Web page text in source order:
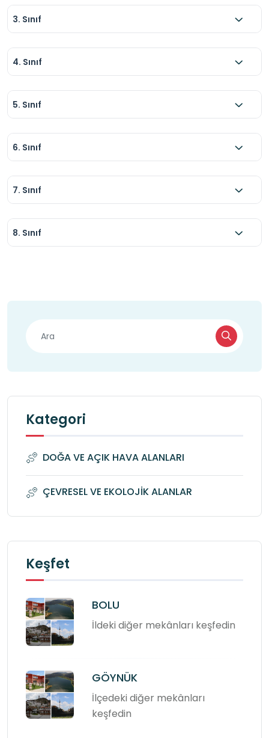
dışında yeme-içme mekanları kısıtlıdır.
3. Sınıf
4. Sınıf
5. Sınıf
6. Sınıf
7. Sınıf
8. Sınıf
Kategori
DOĞA VE AÇIK HAVA ALANLARI
ÇEVRESEL VE EKOLOJİK ALANLAR
Keşfet
BOLU
İldeki diğer mekânları keşfedin
GÖYNÜK
İlçedeki diğer mekânları
keşfedin